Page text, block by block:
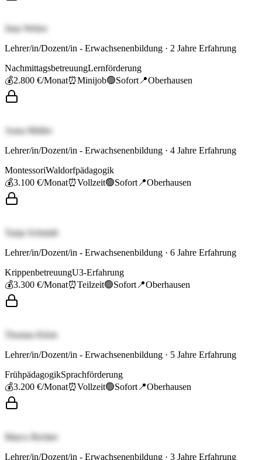
Jana Weber
Lehrer/in/Dozent/in - Erwachsenenbildung · 2 Jahre Erfahrung
NachmittagsbetreuungLernförderung
💰2.800 €/Monat⏰Minijob🟢Sofort 📍Oberhausen
Anna Müller
Lehrer/in/Dozent/in - Erwachsenenbildung · 4 Jahre Erfahrung
MontessoriWaldorfpädagogik
💰3.100 €/Monat⏰Vollzeit🟢Sofort 📍Oberhausen
Tanja Schmidt
Lehrer/in/Dozent/in - Erwachsenenbildung · 6 Jahre Erfahrung
KrippenbetreuungU3-Erfahrung
💰3.300 €/Monat⏰Teilzeit🟢Sofort 📍Oberhausen
Thomas Klein
Lehrer/in/Dozent/in - Erwachsenenbildung · 5 Jahre Erfahrung
FrühpädagogikSprachförderung
💰3.200 €/Monat⏰Vollzeit🟢Sofort 📍Oberhausen
Marco Richter
Lehrer/in/Dozent/in - Erwachsenenbildung · 3 Jahre Erfahrung